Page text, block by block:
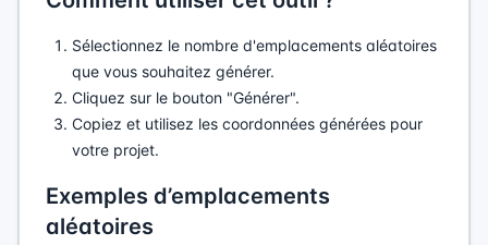
Sélectionnez le nombre d'emplacements aléatoires
que vous souhaitez générer.
Cliquez sur le bouton "Générer".
Copiez et utilisez les coordonnées générées pour
votre projet.
Exemples d’emplacements
aléatoires